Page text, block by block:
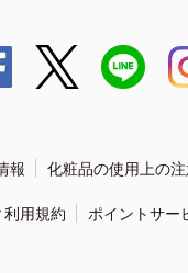
報 化粧品の使用上の
用規約 ポイントサー